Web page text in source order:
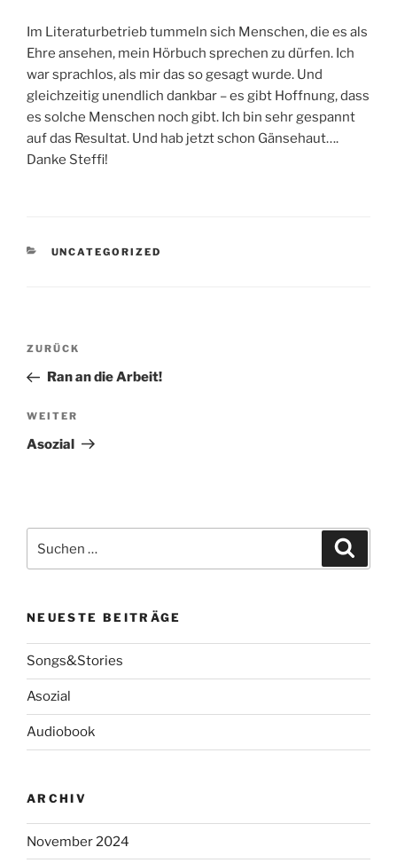
Im Literaturbetrieb tummeln sich Menschen, die es als
Ehre ansehen, mein Hörbuch sprechen zu dürfen. Ich
war sprachlos, als mir das so gesagt wurde. Und
gleichzeitig unendlich dankbar – es gibt Hoffnung, dass
es solche Menschen noch gibt. Ich bin sehr gespannt
auf das Resultat. Und hab jetzt schon Gänsehaut….
Danke Steffi!
KATEGORIEN
UNCATEGORIZED
Beitragsnavigation
Vorheriger
Beitrag
ZURÜCK
Ran an die Arbeit!
Nächster
Beitrag
WEITER
Asozial
nach:
NEUESTE BEITRÄGE
Songs&Stories
Asozial
Audiobook
ARCHIV
November 2024